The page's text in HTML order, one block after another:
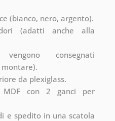
(bianco, nero, argento).
(adatti anche alla
consegnati
da plexiglass.
MDF con 2 ganci per
e spedito in una scatola